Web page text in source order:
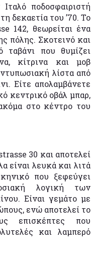
ποδοσφαιριστή
δεκαετία του ’70. Το
142, θεωρείται ένα
πόλης. Σκοτεινό και
που θυμίζει
κίτρινα και μοβ
λίστα από
Είτε απολαμβάνετε
κεντρικό οβάλ μπαρ,
στο κέντρο του
30 και αποτελεί
είναι λευκά και λιτά
που ξεφεύγει
λογική των
Είναι γεμάτο με
ενώ αποτελεί το
επισκέπτες που
και λαμπερό